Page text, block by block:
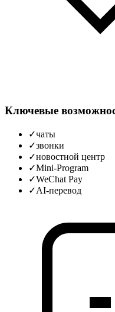
Ключевые
✓чаты
✓звонки
✓новостной центр
✓Mini‑Program
✓WeChat Pay
✓AI‑перевод